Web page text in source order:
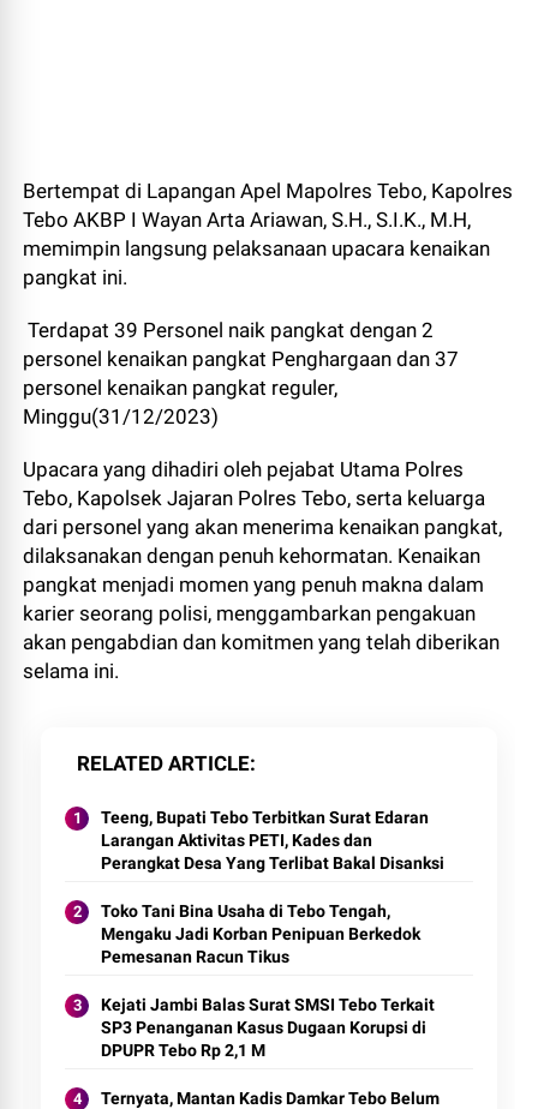
Bertempat di Lapangan Apel Mapolres Tebo, Kapolres
Tebo AKBP I Wayan Arta Ariawan, S.H., S.I.K., M.H,
memimpin langsung pelaksanaan upacara kenaikan
pangkat ini.
Terdapat 39 Personel naik pangkat dengan 2
personel kenaikan pangkat Penghargaan dan 37
personel kenaikan pangkat reguler,
Minggu(31/12/2023)
Upacara yang dihadiri oleh pejabat Utama Polres
Tebo, Kapolsek Jajaran Polres Tebo, serta keluarga
dari personel yang akan menerima kenaikan pangkat,
dilaksanakan dengan penuh kehormatan. Kenaikan
pangkat menjadi momen yang penuh makna dalam
karier seorang polisi, menggambarkan pengakuan
akan pengabdian dan komitmen yang telah diberikan
selama ini.
RELATED ARTICLE
Teeng, Bupati Tebo Terbitkan Surat Edaran
Larangan Aktivitas PETI, Kades dan
Perangkat Desa Yang Terlibat Bakal Disanksi
Toko Tani Bina Usaha di Tebo Tengah,
Mengaku Jadi Korban Penipuan Berkedok
Pemesanan Racun Tikus
Kejati Jambi Balas Surat SMSI Tebo Terkait
SP3 Penanganan Kasus Dugaan Korupsi di
DPUPR Tebo Rp 2,1 M
Ternyata, Mantan Kadis Damkar Tebo Belum